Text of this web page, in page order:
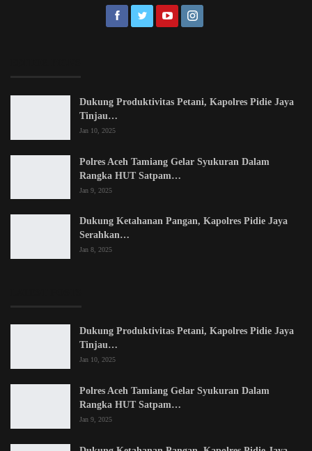
Dukung Produktivitas Petani, Kapolres Pidie Jaya
Tinjau…
Jan 10, 2025
Polres Aceh Tamiang Gelar Syukuran Dalam
Rangka HUT Satpam…
Jan 9, 2025
Dukung Ketahanan Pangan, Kapolres Pidie Jaya
Serahkan…
Jan 8, 2025
Dukung Produktivitas Petani, Kapolres Pidie Jaya
Tinjau…
Jan 10, 2025
Polres Aceh Tamiang Gelar Syukuran Dalam
Rangka HUT Satpam…
Jan 9, 2025